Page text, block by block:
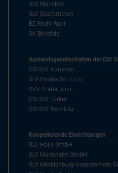
SLV München
SLV Saarbrücken
BZ Rhein-Ruhr
SK Bielefeld
Auslandsgesellschaften der GSI
GSI SLV Kunshan
SLV Polska Sp. z.o.o
SVV Praha, s.r.o.
GSI SLV Türkei
GSI SLV Namibia
Kooperierende Einrichtungen
SLV Halle GmbH
SLV Mannheim GmbH
SLV Mecklenburg-Vorpommern